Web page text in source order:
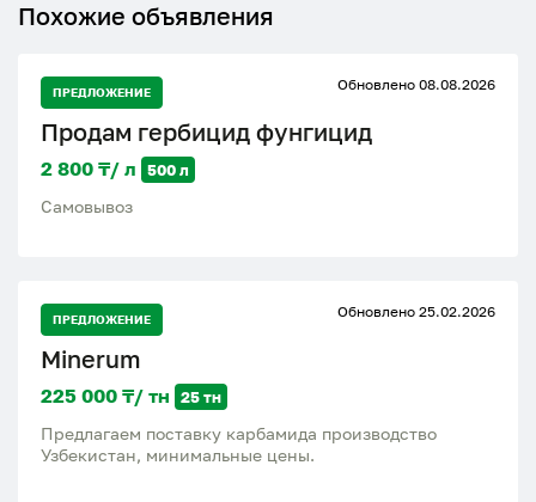
Похожие объявления
ПРЕДЛОЖЕНИЕ Обновлено 08.08.2026
Продам гербицид фунгицид
2 800 ₸/ л 500 л
Самовывоз
ПРЕДЛОЖЕНИЕ Обновлено 25.02.2026
Minerum
225 000 ₸/ тн 25 тн
Предлагаем поставку карбамида производство
Узбекистан, минимальные цены.